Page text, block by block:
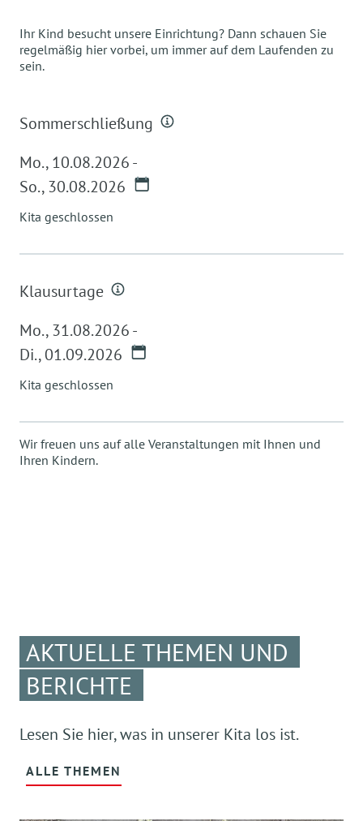
Ihr Kind besucht unsere Einrichtung? Dann schauen Sie
regelmäßig hier vorbei, um immer auf dem Laufenden zu
sein.
Sommerschließung
Mo.,10.08.2026-
So.,30.08.2026
Kita geschlossen
Klausurtage
Mo.,31.08.2026-
Di.,01.09.2026
Kita geschlossen
Wir freuen uns auf alle Veranstaltungen mit Ihnen und
Ihren Kindern.
AKTUELLE THEMEN UND
BERICHTE
Lesen Sie hier, was in unserer Kita los ist.
ALLE THEMEN